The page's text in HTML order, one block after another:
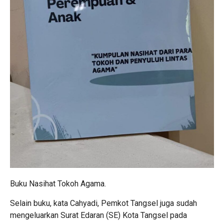
Buku Nasihat Tokoh Agama.
Selain buku, kata Cahyadi, Pemkot Tangsel juga sudah
mengeluarkan Surat Edaran (SE) Kota Tangsel pada